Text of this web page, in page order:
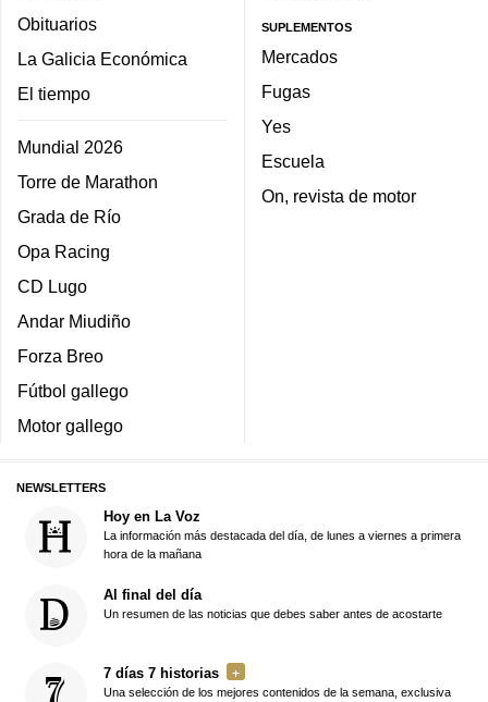
Obituarios
La Galicia Económica
El tiempo
Mundial 2026
Torre de Marathon
Grada de Río
Opa Racing
CD Lugo
Andar Miudiño
Forza Breo
Fútbol gallego
Motor gallego
SUPLEMENTOS
Mercados
Fugas
Yes
Escuela
On, revista de motor
NEWSLETTERS
Hoy en La Voz
La información más destacada del día, de lunes a viernes a primera
hora de la mañana
Al final del día
Un resumen de las noticias que debes saber antes de acostarte
7 días 7 historias
Una selección de los mejores contenidos de la semana, exclusiva